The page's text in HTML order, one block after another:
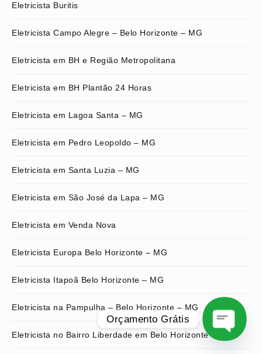
Eletricista Buritis
Eletricista Campo Alegre – Belo Horizonte – MG
Eletricista em BH e Região Metropolitana
Eletricista em BH Plantão 24 Horas
Eletricista em Lagoa Santa – MG
Eletricista em Pedro Leopoldo – MG
Eletricista em Santa Luzia – MG
Eletricista em São José da Lapa – MG
Eletricista em Venda Nova
Eletricista Europa Belo Horizonte – MG
Eletricista Itapoã Belo Horizonte – MG
Eletricista na Pampulha – Belo Horizonte – MG
Eletricista no Bairro Liberdade em Belo Horizonte – MG
Orçamento Grátis